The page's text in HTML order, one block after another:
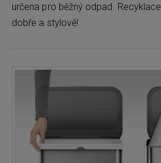
určena pro běžný odpad.
dobře a stylově!